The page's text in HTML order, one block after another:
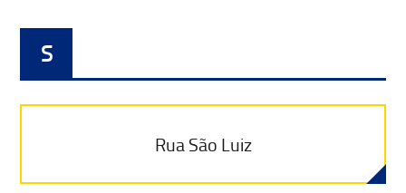
S
Rua São Luiz